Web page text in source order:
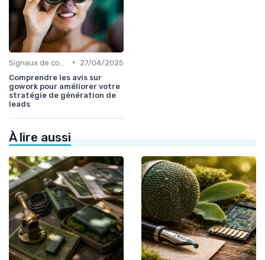
•
27/04/2025
Comprendre les avis sur
gowork pour améliorer votre
stratégie de génération de
leads
À lire aussi